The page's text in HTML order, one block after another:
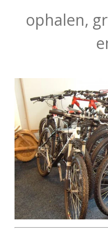
ophalen,